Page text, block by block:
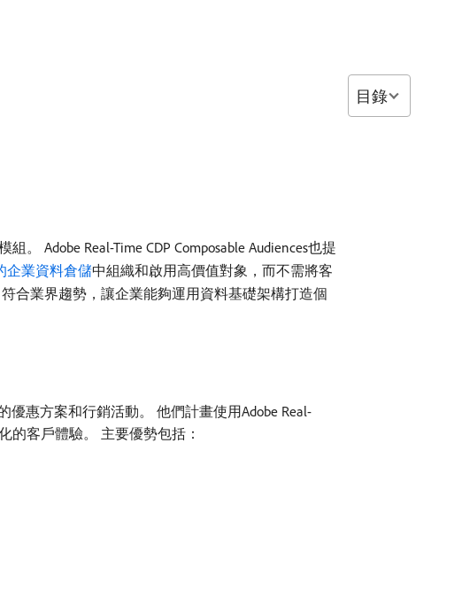
。 Adobe Real-Time CDP Composable Audiences也提
企業資料倉儲中組織和啟用高價值對象，而不需將客
合業界趨勢，讓企業能夠運用資料基礎架構打造個
惠方案和行銷活動。 他們計畫使用Adobe Real-
的客戶體驗。 主要優勢包括：
目錄